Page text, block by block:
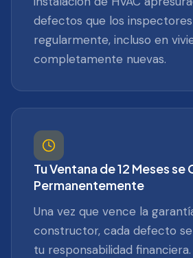
defectos que los
regularmente, incluso en
completamente nuevas.
Tu Ventana de 12 Meses se
Permanentemente
Una vez que vence la
constructor, cada defecto
tu responsabilidad financiera.